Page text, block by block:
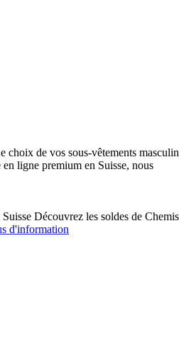
choix de vos sous-vêtements
ligne premium en Suisse, nous
Découvrez les soldes de
d'information